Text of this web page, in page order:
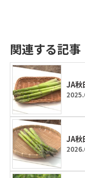
関連する記事
JA
JA